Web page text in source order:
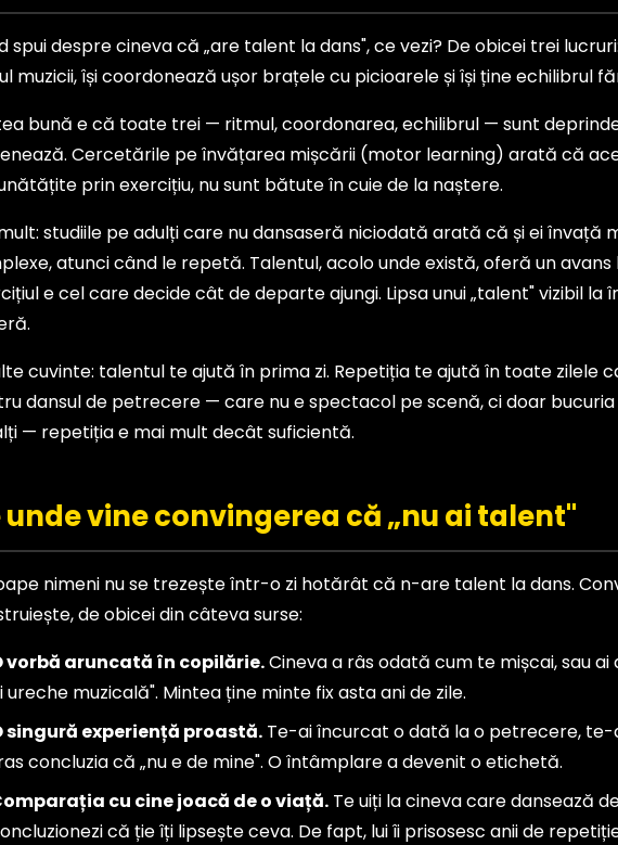
spui despre cineva că „are talent la dans", ce vezi? De obicei trei
muzicii, își coordonează ușor brațele cu picioarele și își ține echilibrul
bună e că toate trei — ritmul, coordonarea, echilibrul — sunt
Cercetările pe învățarea mișcării (motor learning) arată că
prin exercițiu, nu sunt bătute în cuie de la naștere.
studiile pe adulți care nu dansaseră niciodată arată că și ei învață
atunci când le repetă. Talentul, acolo unde există, oferă un
e cel care decide cât de departe ajungi. Lipsa unui „talent" vizibil la
cuvinte: talentul te ajută în prima zi. Repetiția te ajută în toate zilele
dansul de petrecere — care nu e spectacol pe scenă, ci doar
— repetiția e mai mult decât suficientă.
unde vine convingerea că „nu ai talent"
nimeni nu se trezește într-o zi hotărât că n-are talent la dans.
de obicei din câteva surse:
vorbă aruncată în copilărie.Cineva a râs odată cum te mișcai, sau ai
ureche muzicală". Mintea ține minte fix asta ani de zile.
singură experiență proastă.Te-ai încurcat o dată la o petrecere, te-
concluzia că „nu e de mine". O întâmplare a devenit o etichetă.
cu cine joacă de o viață.Te uiți la cineva care dansează
că ție îți lipsește ceva. De fapt, lui îi prisosesc anii de